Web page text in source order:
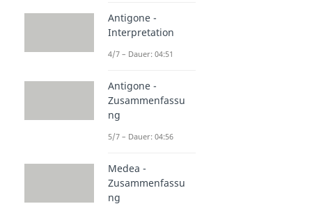
Antigone -
Interpretation
4/7 – Dauer: 04:51
Antigone -
Zusammenfassu
ng
5/7 – Dauer: 04:56
Medea -
Zusammenfassu
ng